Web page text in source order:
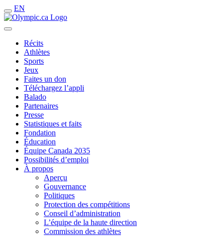
EN
Récits
Athlètes
Sports
Jeux
Faites un don
Téléchargez l’appli
Balado
Partenaires
Presse
Statistiques et faits
Fondation
Éducation
Équipe Canada 2035
Possibilités d’emploi
À propos
Aperçu
Gouvernance
Politiques
Protection des compétitions
Conseil d’administration
L’équipe de la haute direction
Commission des athlètes